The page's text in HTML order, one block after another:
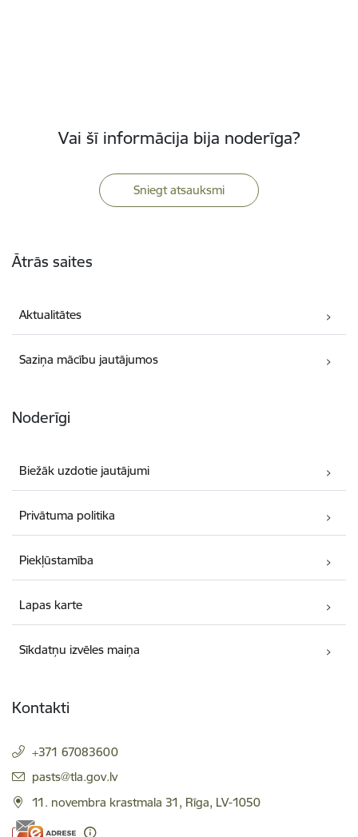
Vai šī informācija bija noderīga?
Sniegt atsauksmi
Ātrās saites
Aktualitātes
Saziņa mācību jautājumos
Noderīgi
Biežāk uzdotie jautājumi
Privātuma politika
Piekļūstamība
Lapas karte
Sīkdatņu izvēles maiņa
Kontakti
+371 67083600
E-pasts:
pasts@tla.gov.lv
11. novembra krastmala 31, Rīga, LV-1050